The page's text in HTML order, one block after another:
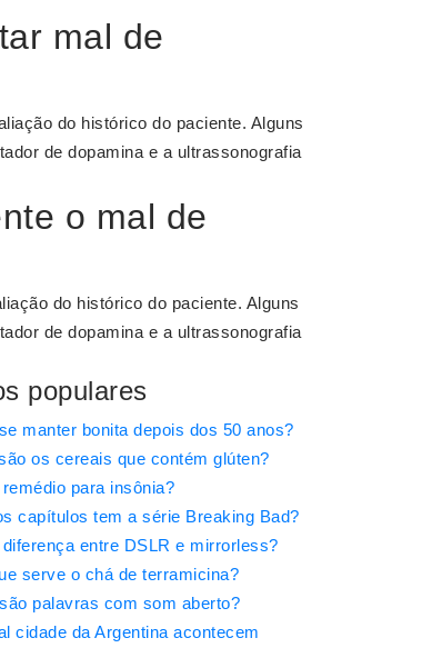
mal de
do histórico do paciente. Alguns
de dopamina e a ultrassonografia
o mal de
do histórico do paciente. Alguns
de dopamina e a ultrassonografia
populares
manter bonita depois dos 50 anos?
os cereais que contém glúten?
para insônia?
capítulos tem a série Breaking Bad?
entre DSLR e mirrorless?
serve o chá de terramicina?
palavras com som aberto?
cidade da Argentina acontecem